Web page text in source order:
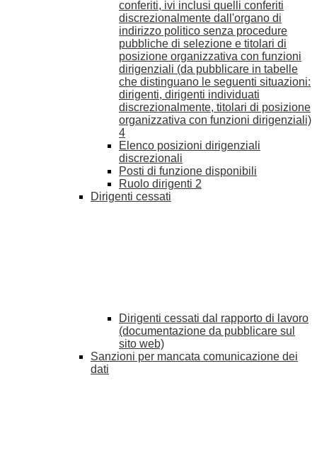
conferiti, ivi inclusi quelli conferiti
discrezionalmente dall'organo di
indirizzo politico senza procedure
pubbliche di selezione e titolari di
posizione organizzativa con funzioni
dirigenziali (da pubblicare in tabelle
che distinguano le seguenti situazioni:
dirigenti, dirigenti individuati
discrezionalmente, titolari di posizione
organizzativa con funzioni dirigenziali)
4
Elenco posizioni dirigenziali
discrezionali
Posti di funzione disponibili
Ruolo dirigenti 2
Dirigenti cessati
Dirigenti cessati dal rapporto di lavoro
(documentazione da pubblicare sul
sito web)
Sanzioni per mancata comunicazione dei
dati